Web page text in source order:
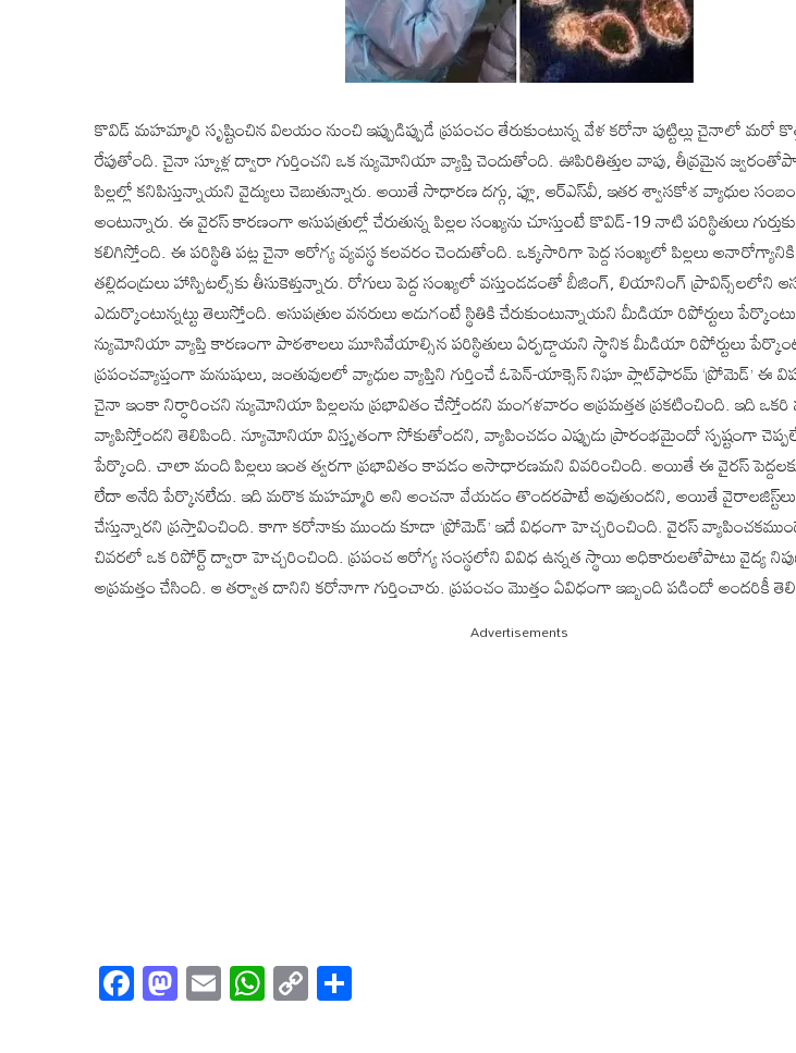
కొవిడ్ మహమ్మారి సృష్టించిన విలయం నుంచి ఇప్పుడిప్పుడే ప్రపంచం తేరుకుంటున్న వేళ కరోనా పుట్టిల్లు చైనాలో మరో
రేపుతోంది. చైనా స్కూళ్ల ద్వారా గుర్తించని ఒక న్యుమోనియా వ్యాప్తి చెందుతోంది. ఊపిరితిత్తుల వాపు, తీవ్రమైన
పిల్లల్లో కనిపిస్తున్నాయని వైద్యులు చెబుతున్నారు. అయితే సాధారణ దగ్గు, ఫ్లూ, ఆర్ఎస్‌వీ, ఇతర శ్వాసకోశ వ్యాధుల
అంటున్నారు. ఈ వైరస్ కారణంగా ఆసుపత్రుల్లో చేరుతున్న పిల్లల సంఖ్యను చూస్తుంటే కొవిడ్-19 నాటి పరిస్థితులు
కలిగిస్తోంది. ఈ పరిస్థితి పట్ల చైనా ఆరోగ్య వ్యవస్థ కలవరం చెందుతోంది. ఒక్కసారిగా పెద్ద సంఖ్యలో పిల్లలు
తల్లిదండ్రులు హాస్పిటల్స్‌కు తీసుకెళ్తున్నారు. రోగులు పెద్ద సంఖ్యలో వస్తుండడంతో బీజింగ్, లియానింగ్‌ ప్రావిన్స్‌లలోని
ఎదుర్కొంటున్నట్టు తెలుస్తోంది. ఆసుపత్రుల వనరులు అడుగంటే స్థితికి చేరుకుంటున్నాయని మీడియా రిపోర్టులు
న్యుమోనియా వ్యాప్తి కారణంగా పాఠశాలలు మూసివేయాల్సిన పరిస్థితులు ఏర్పడ్డాయని స్థానిక మీడియా రిపోర్టులు
ప్రపంచవ్యాప్తంగా మనుషులు, జంతువులలో వ్యాధుల వ్యాప్తిని గుర్తించే ఓపెన్-యాక్సెస్ నిఘా ప్లాట్‌ఫారమ్ ‘ప్రోమెడ్’ ఈ
చైనా ఇంకా నిర్ధారించని న్యుమోనియా పిల్లలను ప్రభావితం చేస్తోందని మంగళవారం అప్రమత్తత ప్రకటించింది. ఇది
వ్యాపిస్తోందని తెలిపింది. న్యూమోనియా విస్తృతంగా సోకుతోందని, వ్యాపించడం ఎప్పుడు ప్రారంభమైందో స్పష్టంగా
పేర్కొంది. చాలా మంది పిల్లలు ఇంత త్వరగా ప్రభావితం కావడం అసాధారణమని వివరించింది. అయితే ఈ వైరస్
లేదా అనేది పేర్కొనలేదు. ఇది మరొక మహమ్మారి అని అంచనా వేయడం తొందరపాటే అవుతుందని, అయితే వైరాలజిస్ట్‌లు
చేస్తున్నారని ప్రస్తావించింది. కాగా కరోనాకు ముందు కూడా ‘ప్రోమెడ్’ ఇదే విధంగా హెచ్చరించింది. వైరస్
చివరలో ఒక రిపోర్ట్ ద్వారా హెచ్చరించింది. ప్రపంచ ఆరోగ్య సంస్థలోని వివిధ ఉన్నత స్థాయి అధికారులతోపాటు వైద్య
అప్రమత్తం చేసింది. ఆ తర్వాత దానిని కరోనాగా గుర్తించారు. ప్రపంచం మొత్తం ఏవిధంగా ఇబ్బంది పడిందో అందరికీ
Advertisements
Facebook
Mastodon
EmailWhatsApp
Copy
Link